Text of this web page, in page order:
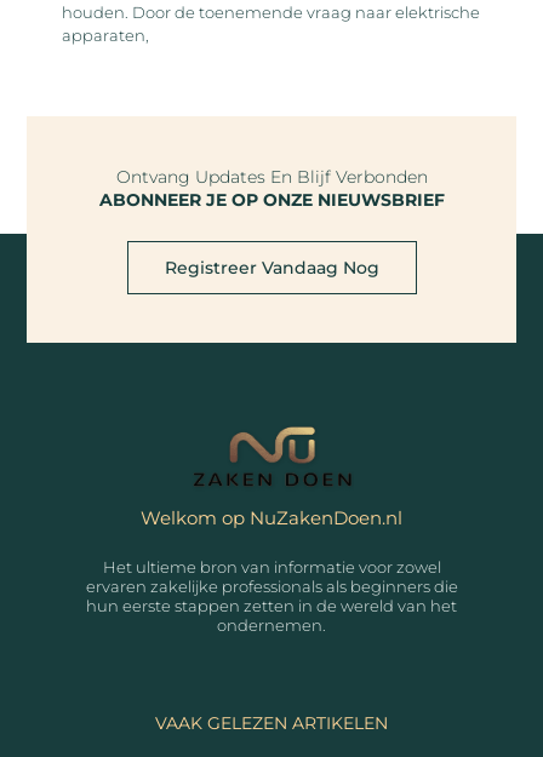
houden. Door de toenemende vraag naar elektrische
apparaten,
Ontvang Updates En Blijf Verbonden
ABONNEER JE OP ONZE NIEUWSBRIEF
Registreer Vandaag Nog
Welkom op NuZakenDoen.nl
Het ultieme bron van informatie voor zowel
ervaren zakelijke professionals als beginners die
hun eerste stappen zetten in de wereld van het
ondernemen.
VAAK GELEZEN ARTIKELEN